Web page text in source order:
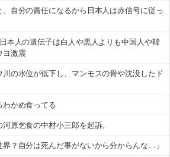
自分の責任になるから日本人は赤信号に従っ
本人の遺伝子は白人や黒人よりも中国人や韓
ヨ激震
の水位が低下し、マンモスの骨や沈没したド
わかめ食ってる
原乞食の中村小三郎を起訴。
？自分は死んだ事がないから分からんな…」